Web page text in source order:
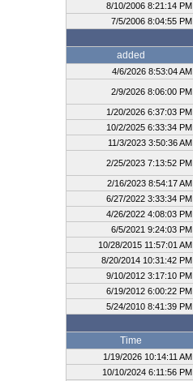
8/10/2006 8:21:14 PM
7/5/2006 8:04:55 PM
added
4/6/2026 8:53:04 AM
2/9/2026 8:06:00 PM
1/20/2026 6:37:03 PM
10/2/2025 6:33:34 PM
11/3/2023 3:50:36 AM
2/25/2023 7:13:52 PM
2/16/2023 8:54:17 AM
6/27/2022 3:33:34 PM
4/26/2022 4:08:03 PM
6/5/2021 9:24:03 PM
10/28/2015 11:57:01 AM
8/20/2014 10:31:42 PM
9/10/2012 3:17:10 PM
6/19/2012 6:00:22 PM
5/24/2010 8:41:39 PM
Time
1/19/2026 10:14:11 AM
10/10/2024 6:11:56 PM